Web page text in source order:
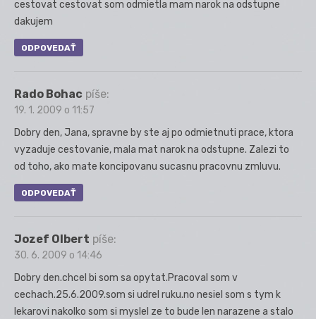
cestovat cestovat som odmietla mam narok na odstupne
dakujem
ODPOVEDAŤ
Rado Bohac píše:
19. 1. 2009 o 11:57
Dobry den, Jana, spravne by ste aj po odmietnuti prace, ktora
vyzaduje cestovanie, mala mat narok na odstupne. Zalezi to
od toho, ako mate koncipovanu sucasnu pracovnu zmluvu.
ODPOVEDAŤ
Jozef Olbert píše:
30. 6. 2009 o 14:46
Dobry den.chcel bi som sa opytat.Pracoval som v
cechach.25.6.2009.som si udrel ruku.no nesiel som s tym k
lekarovi nakolko som si myslel ze to bude len narazene a stalo